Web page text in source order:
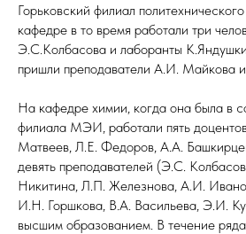
Горьковский филиал
кафедре в то время работали три
Э.С.Колбасова и лаборанты
пришли преподаватели А.И. Майкова
На кафедре химии, когда она была в
филиала МЭИ, работали пять
Матвеев, Л.Е. Федоров, А.А.
девять преподавателей (Э.С.
Никитина, Л.П. Железнова, А.И.
И.Н. Горшкова, В.А. Васильева, Э.И.
высшим образованием. В течение